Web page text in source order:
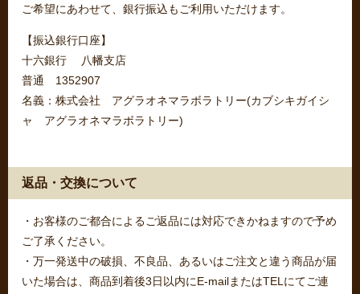
ご希望にあわせて、銀行振込もご利用いただけます。
【振込銀行口座】
十六銀行 八幡支店
普通 1352907
名義：株式会社 アグラオネマラボラトリー(カブシキガイシ
ャ アグラオネマラボラトリー)
返品・交換について
・お客様のご都合によるご返品には対応できかねますので予め
ご了承ください。
・万一発送中の破損、不良品、あるいはご注文と違う商品が届
いた場合は、商品到着後3日以内にE-mailまたはTELにてご連